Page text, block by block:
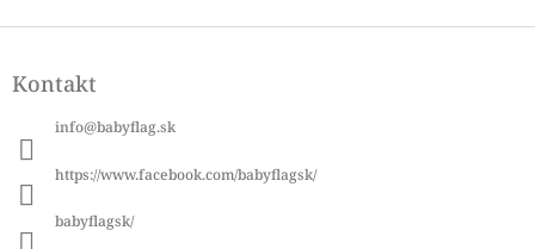
pKontakt
info@babyflag.sk
https://www.facebook.com/babyflagsk/
babyflagsk/